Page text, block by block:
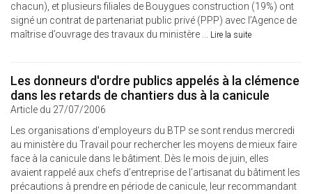
chacun), et plusieurs filiales de Bouygues construction (19%) ont
signé un contrat de partenariat public privé (PPP) avec l’Agence de
maîtrise d’ouvrage des travaux du ministère ... Lire la suite
Les donneurs d'ordre publics appelés à la clémence
dans les retards de chantiers dus à la canicule
Article du 27/07/2006
Les organisations d’employeurs du BTP se sont rendus mercredi
au ministère du Travail pour rechercher les moyens de mieux faire
face à la canicule dans le bâtiment. Dès le mois de juin, elles
avaient rappelé aux chefs d’entreprise de l’artisanat du bâtiment les
précautions à prendre en période de canicule, leur recommandant